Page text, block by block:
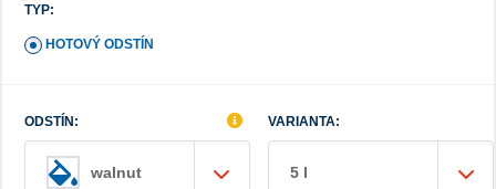
TYP:
HOTOVÝ ODSTÍN
ODSTÍN:
walnut
VARIANTA:
5 l